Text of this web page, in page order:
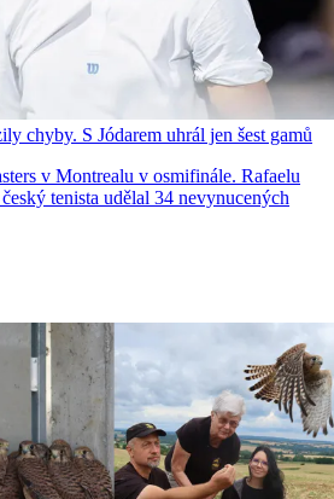
chyby. S Jódarem uhrál jen šest gamů
v Montrealu v osmifinále. Rafaelu
tenista udělal 34 nevynucených